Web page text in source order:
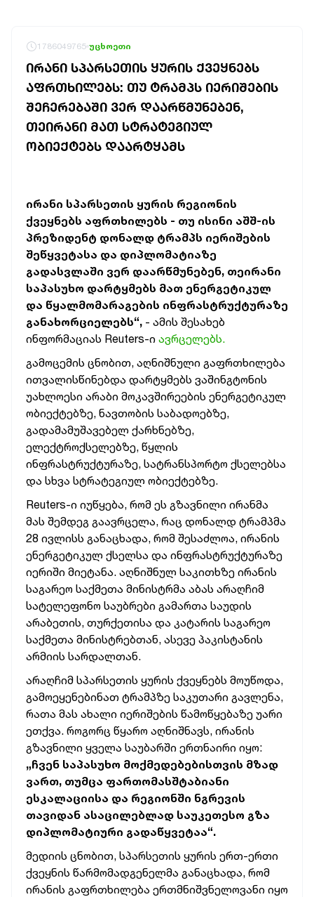
1786049765 უცხოეთი
ᲘᲠᲐᲜᲘ ᲡᲞᲐᲠᲡᲔᲗᲘᲡ ᲧᲣᲠᲘᲡ ᲥᲕᲔᲧᲜᲔᲑᲡ
ᲐᲤᲠᲗᲮᲘᲚᲔᲑᲡ: ᲗᲣ ᲢᲠᲐᲛᲞᲡ ᲘᲔᲠᲘᲨᲔᲑᲘᲡ
ᲨᲔᲩᲔᲠᲔᲑᲐᲨᲘ ᲕᲔᲠ ᲓᲐᲐᲠᲬᲛᲣᲜᲔᲑᲔᲜ,
ᲗᲔᲘᲠᲐᲜᲘ ᲛᲐᲗ ᲡᲢᲠᲐᲢᲔᲒᲘᲣᲚ
ᲝᲑᲘᲔᲥᲢᲔᲑᲡ ᲓᲐᲐᲠᲢᲧᲐᲛᲡ
ირანი სპარსეთის ყურის რეგიონის
ქვეყნებს აფრთხილებს - თუ ისინი აშშ-ის
პრეზიდენტ დონალდ ტრამპს იერიშების
შეწყვეტასა და დიპლომატიაზე
გადასვლაში ვერ დაარწმუნებენ, თეირანი
საპასუხო დარტყმებს მათ ენერგეტიკულ
და წყალმომარაგების ინფრასტრუქტურაზე
განახორციელებს“, - ამის შესახებ
ინფორმაციას Reuters-ი ავრცელებს.
გამოცემის ცნობით, აღნიშნული გაფრთხილება
ითვალისწინებდა დარტყმებს ვაშინგტონის
უახლოესი არაბი მოკავშირეების ენერგეტიკულ
ობიექტებზე, ნავთობის საბადოებზე,
გადამამუშავებელ ქარხნებზე,
ელექტროქსელებზე, წყლის
ინფრასტრუქტურაზე, სატრანსპორტო ქსელებსა
და სხვა სტრატეგიულ ობიექტებზე.
Reuters-ი იუწყება, რომ ეს გზავნილი ირანმა
მას შემდეგ გაავრცელა, რაც დონალდ ტრამპმა
28 ივლისს განაცხადა, რომ შესაძლოა, ირანის
ენერგეტიკულ ქსელსა და ინფრასტრუქტურაზე
იერიში მიეტანა. აღნიშნულ საკითხზე ირანის
საგარეო საქმეთა მინისტრმა აბას არაღჩიმ
სატელეფონო საუბრები გამართა საუდის
არაბეთის, თურქეთისა და კატარის საგარეო
საქმეთა მინისტრებთან, ასევე პაკისტანის
არმიის სარდალთან.
არაღჩიმ სპარსეთის ყურის ქვეყნებს მოუწოდა,
გამოეყენებინათ ტრამპზე საკუთარი გავლენა,
რათა მას ახალი იერიშების წამოწყებაზე უარი
ეთქვა. როგორც წყარო აღნიშნავს, ირანის
გზავნილი ყველა საუბარში ერთნაირი იყო:
„ჩვენ საპასუხო მოქმედებებისთვის მზად
ვართ, თუმცა ფართომასშტაბიანი
ესკალაციისა და რეგიონში ნგრევის
თავიდან ასაცილებლად საუკეთესო გზა
დიპლომატიური გადაწყვეტაა“.
მედიის ცნობით, სპარსეთის ყურის ერთ-ერთი
ქვეყნის წარმომადგენელმა განაცხადა, რომ
ირანის გაფრთხილება ერთმნიშვნელოვანი იყო